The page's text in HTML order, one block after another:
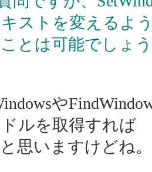
キストを変えるよ
とは可能でしょ
や
ルを取得すれば
思いますけどね。